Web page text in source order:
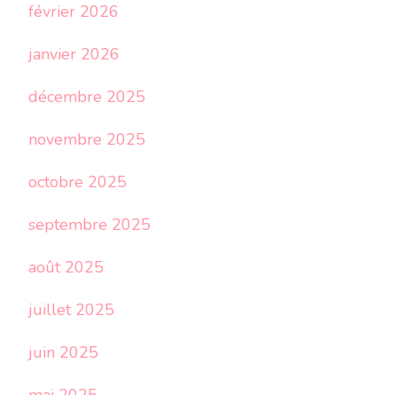
février 2026
janvier 2026
décembre 2025
novembre 2025
octobre 2025
septembre 2025
août 2025
juillet 2025
juin 2025